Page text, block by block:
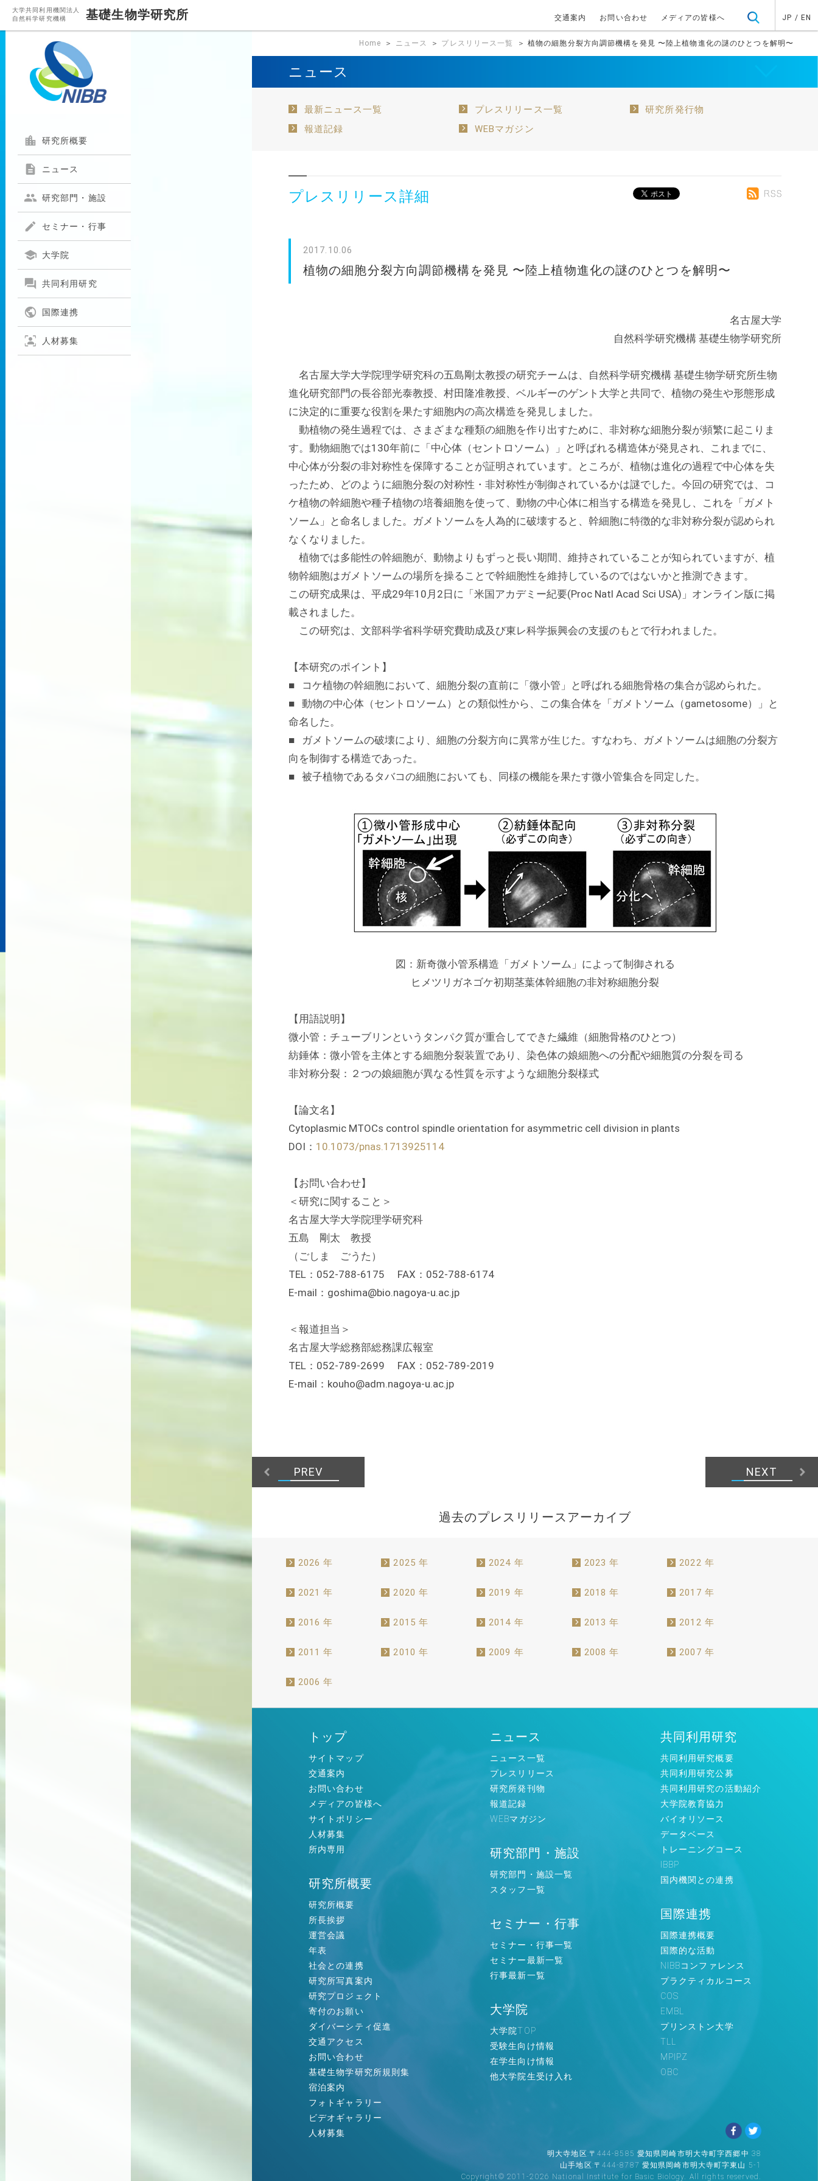
大学共同利用機関法人
自然科学研究機構
基礎生物学研究所 交通案内 お問い合わせ メディアの皆様へ JP / EN
 研究所概要
 ニュース
 研究部門・施設
 セミナー・行事
 大学院
 共同利用研究
 国際連携
frame_person 人材募集
Home ＞ ニュース ＞ プレスリリース一覧 ＞ 植物の細胞分裂方向調節機構を発見 〜陸上植物進化の謎のひとつを解明〜
ニュース
最新ニュース一覧 プレスリリース一覧
研究所発行物
報道記録
WEBマガジン
プレスリリース詳細
2017.10.06
植物の細胞分裂方向調節機構を発見 〜陸上植物進化の謎のひとつを解明〜
名古屋大学
自然科学研究機構 基礎生物学研究所
名古屋大学大学院理学研究科の五島剛太教授の研究チームは、自然科学研究機構 基礎生物学研究所生物
進化研究部門の長谷部光泰教授、村田隆准教授、ベルギーのゲント大学と共同で、植物の発生や形態形成
に決定的に重要な役割を果たす細胞内の高次構造を発見しました。
動植物の発生過程では、さまざまな種類の細胞を作り出すために、非対称な細胞分裂が頻繁に起こりま
す。動物細胞では130年前に「中心体（セントロソーム）」と呼ばれる構造体が発見され、これまでに、
中心体が分裂の非対称性を保障することが証明されています。ところが、植物は進化の過程で中心体を失
ったため、どのように細胞分裂の対称性・非対称性が制御されているかは謎でした。今回の研究では、コ
ケ植物の幹細胞や種子植物の培養細胞を使って、動物の中心体に相当する構造を発見し、これを「ガメト
ソーム」と命名しました。ガメトソームを人為的に破壊すると、幹細胞に特徴的な非対称分裂が認められ
なくなりました。
植物では多能性の幹細胞が、動物よりもずっと長い期間、維持されていることが知られていますが、植
物幹細胞はガメトソームの場所を操ることで幹細胞性を維持しているのではないかと推測できます。
この研究成果は、平成29年10月2日に「米国アカデミー紀要(Proc Natl Acad Sci USA)」オンライン版に掲
載されました。
この研究は、文部科学省科学研究費助成及び東レ科学振興会の支援のもとで行われました。
【本研究のポイント】
■ コケ植物の幹細胞において、細胞分裂の直前に「微小管」と呼ばれる細胞骨格の集合が認められた。
■ 動物の中心体（セントロソーム）との類似性から、この集合体を「ガメトソーム（gametosome）」と
命名した。
■ ガメトソームの破壊により、細胞の分裂方向に異常が生じた。すなわち、ガメトソームは細胞の分裂方
向を制御する構造であった。
■ 被子植物であるタバコの細胞においても、同様の機能を果たす微小管集合を同定 した。
図：新奇微小管系構造「ガメトソーム」によって制御される
ヒメツリガネゴケ初期茎葉体幹細胞の非対称細胞分裂
【用語説明】
微小管：チューブリンというタンパク質が重合してできた繊維（細胞骨格のひとつ）
紡錘体：微小管を主体とする細胞分裂装置であり、染色体の娘細胞への分配や細胞質の分裂を司る
非対称分裂：２つの娘細胞が異なる性質を示すような細胞分裂様式
【論文名】
Cytoplasmic MTOCs control spindle orientation for asymmetric cell division in plants
DOI： 10.1073/pnas.1713925114
【お問い合わせ】
＜研究に関すること＞
名古屋大学大学院理学研究科
五島 剛太 教授
（ごしま ごうた）
TEL：052-788-6175 FAX：052-788-6174
E-mail：goshima@bio.nagoya-u.ac.jp
＜報道担当＞
名古屋大学総務部総務課広報室
TEL：052-789-2699 FAX：052-789-2019
E-mail：kouho@adm.nagoya-u.ac.jp
PREV NEXT
過去のプレスリリースアーカイブ
2026 年 2025 年 2024 年 2023 年 2022 年
2021 年 2020 年 2019 年 2018 年 2017 年
2016 年 2015 年 2014 年 2013 年 2012 年
2011 年 2010 年 2009 年 2008 年 2007 年
2006 年
トップ
サイトマップ
交通案内
お問い合わせ
メディアの皆様へ
サイトポリシー
人材募集
所内専用
研究所概要
研究所概要
所長挨拶
運営会議
年表
社会との連携
研究所写真案内
研究プロジェクト
寄付のお願い
ダイバーシティ促進
交通アクセス
お問い合わせ
基礎生物学研究所規則集
宿泊案内
フォトギャラリー
ビデオギャラリー
人材募集
ニュース
ニュース一覧
プレスリリース
研究所発刊物
報道記録
WEBマガジン
研究部門・施設
研究部門・施設一覧
スタッフ一覧
セミナー・行事
セミナー・行事一覧
セミナー最新一覧
行事最新一覧
大学院
大学院TOP
受験生向け情報
在学生向け情報
他大学院生受け入れ
共同利用研究
共同利用研究概要
共同利用研究公募
共同利用研究の活動紹介
大学院教育協力
バイオリソース
データベース
トレーニングコース
IBBP
国内機関との連携
国際連携
国際連携概要
国際的な活動
NIBBコンファレンス
プラクティカルコース
COS
EMBL
プリンストン大学
TLL
MPIPZ
OBC
明大寺地区:〒444-8585 愛知県岡崎市明大寺町字西郷中 38
山手地区:〒444-8787 愛知県岡崎市明大寺町字東山 5-1
Copyright© 2011-2026 National Institute for Basic Biology. All rights reserved.